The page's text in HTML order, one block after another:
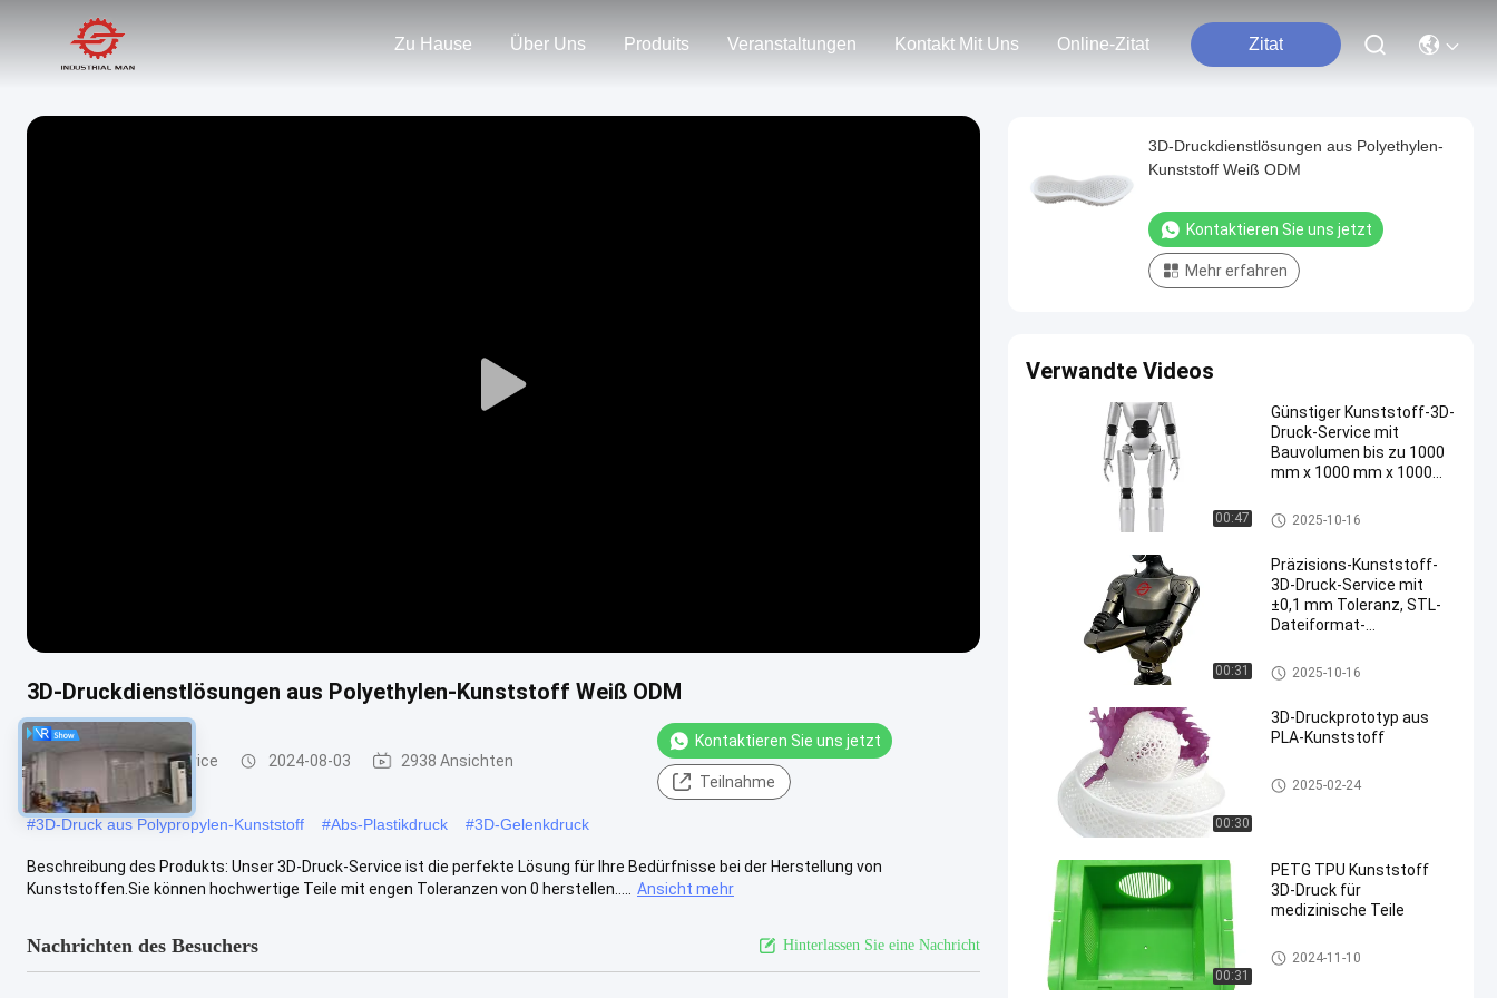
Zu Hause Über Uns Produits Veranstaltungen Kontakt Mit Uns Online-Zitat Zitat
Play
3D-Druckdienstlösungen aus Polyethylen-Kunststoff Weiß ODM
Plastik-3d Druckservice 2024-08-03 2938 Ansichten
Kontaktieren Sie uns jetzt
Teilnahme
#3D-Druck aus Polypropylen-Kunststoff #Abs-Plastikdruck #3D-Gelenkdruck
Beschreibung des Produkts: Unser 3D-Druck-Service ist die perfekte Lösung für Ihre Bedürfnisse bei der Herstellung von
Kunststoffen.Sie können hochwertige Teile mit engen Toleranzen von 0 herstellen.....
Ansicht mehr
Nachrichten des Besuchers Hinterlassen Sie eine Nachricht
3D-Druckdienstlösungen aus Polyethylen-
Kunststoff Weiß ODM
Kontaktieren Sie uns jetzt
Mehr erfahren
Verwandte Videos
00:47
Günstiger Kunststoff-3D-
Druck-Service mit
Bauvolumen bis zu 1000
mm x 1000 mm x 1000
mm für Rapid Prototyping
Plastik-3d Druckservice
2025-10-16
00:31
Präzisions-Kunststoff-
3D-Druck-Service mit
±0,1 mm Toleranz, STL-
Dateiformat-
anpassbaren Strukturen
Plastik-3d Druckservice
2025-10-16
00:30
3D-Druckprototyp aus
PLA-Kunststoff
SLA SLS 3D-Druck
2025-02-24
00:31
PETG TPU Kunststoff
3D-Druck für
medizinische Teile
Plastik-3d Druckservice
2024-11-10